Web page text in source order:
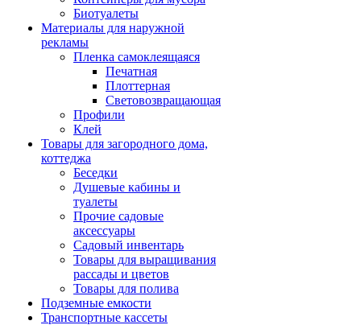
Биотуалеты
Материалы для наружной
рекламы
Пленка самоклеящаяся
Печатная
Плоттерная
Световозвращающая
Профили
Клей
Товары для загородного дома,
коттеджа
Беседки
Душевые кабины и
туалеты
Прочие садовые
аксессуары
Садовый инвентарь
Товары для выращивания
рассады и цветов
Товары для полива
Подземные емкости
Транспортные кассеты